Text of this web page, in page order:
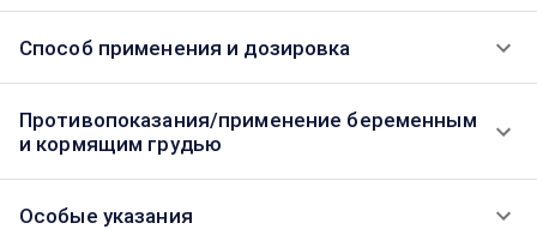
Способ применения и дозировка
Противопоказания/применение беременным
и кормящим грудью
Особые указания